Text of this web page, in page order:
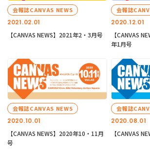
2021.02.01
会報誌CANVAS NEWS
【CANVAS NEWS】2021年2・3月号
2020.12.01
会報誌
【CANVAS
年1月号
2020.10.01
会報誌CANVAS NEWS
【CANVAS NEWS】2020年10・11月
号
2020.08.01
会報誌
【CANVAS